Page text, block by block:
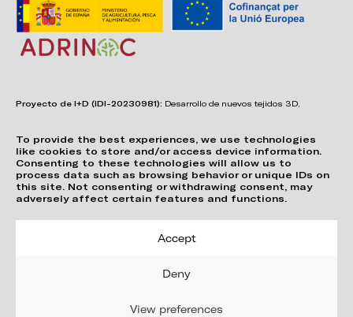
To provide the best experiences, we use technologies
like cookies to store and/or access device information.
Consenting to these technologies will allow us to
process data such as browsing behavior or unique IDs on
this site. Not consenting or withdrawing consent, may
adversely affect certain features and functions.
Accept
Deny
View preferences
Proyecto de I+D (IDI-20230981): Desarrollo de nuevos tejidos 3D,